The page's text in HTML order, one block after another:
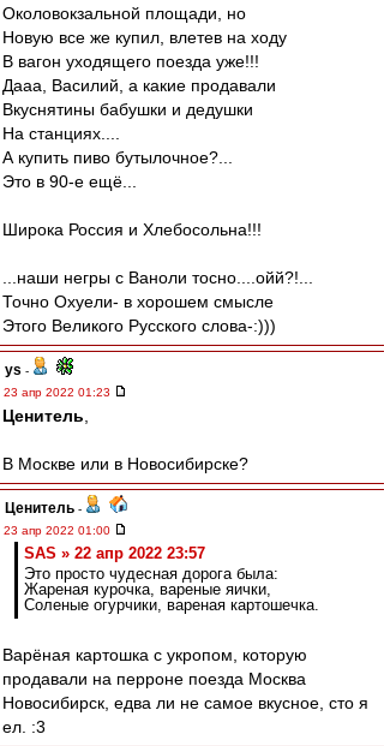
Околовокзальной площади, но
Новую все же купил, влетев на ходу
В вагон уходящего поезда уже!!!
Дааа, Василий, а какие продавали
Вкуснятины бабушки и дедушки
На станциях....
А купить пиво бутылочное?...
Это в 90-е ещё...
Широка Россия и Хлебосольна!!!
...наши негры с Ваноли тосно....ойй?!...
Точно Охуели- в хорошем смысле
Этого Великого Русского слова-:)))
ys -
23 апр 2022 01:23
Ценитель
В Москве или в Новосибирске?
Ценитель -
23 апр 2022 01:00
SAS » 22 апр 2022 23:57
Это просто чудесная дорога была:
Жареная курочка, вареные яички,
Соленые огурчики, вареная картошечка.
Варёная картошка с укропом, которую
продавали на перроне поезда Москва
Новосибирск, едва ли не самое вкусное, сто я
ел. :3